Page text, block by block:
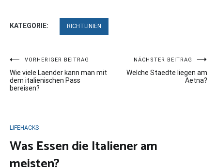
KATEGORIE: RICHTLINIEN
Beitragsnavigation
VORHERIGER BEITRAG
Wie viele Laender kann man mit
dem italienischen Pass
bereisen?
NÄCHSTER BEITRAG
Welche Staedte liegen am
Aetna?
LIFEHACKS
Was Essen die Italiener am